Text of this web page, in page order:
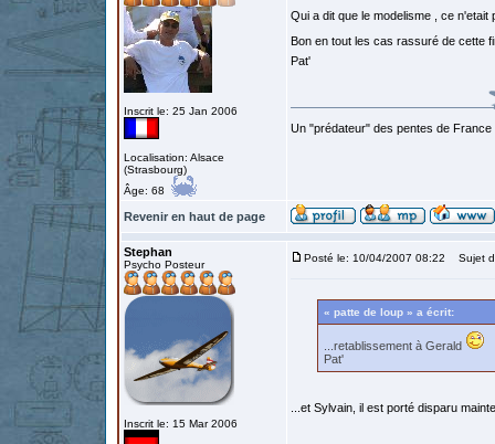
Inscrit le: 25 Jan 2006
Localisation: Alsace
(Strasbourg)
Âge: 68
Qui a dit que le modelisme , ce
Bon en tout les cas rassuré de cette
Pat'
Un "prédateur" des pentes de
Revenir en haut de page
Stephan
Psycho Posteur
Inscrit le: 15 Mar 2006
Posté le: 10/04/2007 08:22 Sujet
« patte de loup » a écrit:
...retablissement à Gerald
Pat'
...et Sylvain, il est porté disparu